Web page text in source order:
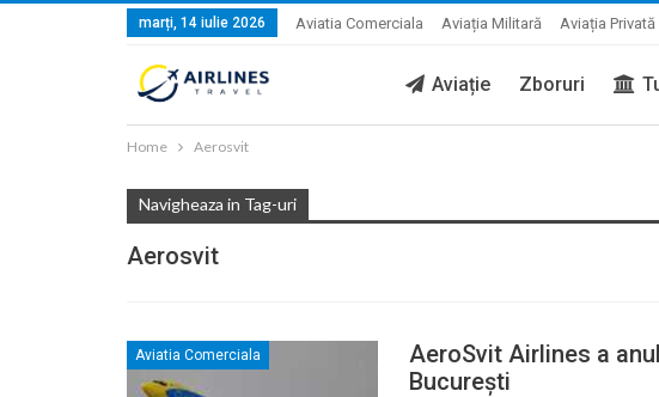
marți, 14 iulie 2026 Aviatia Comerciala Aviația Militară Aviația Privată
Aviație Zboruri
Home Aerosvit
Navigheaza in Tag-uri
Aerosvit
Aviatia Comerciala
AeroSvit Airlines a
Bucureşti